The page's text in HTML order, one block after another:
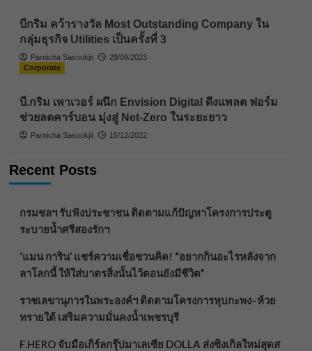
บีกริม คว้ารางวัล Most Outstanding Company ใน
กลุ่มธุรกิจ Utilities เป็นครั้งที่ 3
Parnicha Sasookjit
29/09/2023
Corporate
บี.กริม เพาเวอร์ ผนึก Envision Digital ดึงแพลต ฟอร์ม
ช่วยลดคาร์บอน มุ่งสู่ Net-Zero ในระยะยาว
Parnicha Sasookjit 15/12/2022
Recent Posts
กรมชลฯ รับฟังประชาชน ติดตามแก้ปัญหาโครงการประตู
ระบายน้ำศรีสองรักฯ
‘แมน การิน’ แชร์ความเชื่อชวนคิด! “อยากกินอะไรหลังจาก
ลาโลกนี้ ให้ใส่บาตรสิ่งนั้นไว้ตอนยังมีชีวิต”
ราชเลขานุการในพระองค์ฯ ติดตามโครงการหุบกะพง–ห้วย
ทรายใต้ เสริมความมั่นคงน้ำเพชรบุรี
F.HERO จับมือเกิร์ลกรุ๊ปมาเลเซีย DOLLA ส่งซิงเกิลใหม่สุดส